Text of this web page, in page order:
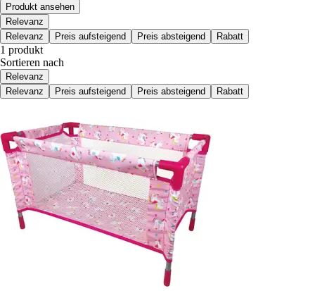
Produkt ansehen
Relevanz
Relevanz
Preis aufsteigend Preis absteigend Rabatt
1 produkt
Sortieren nach
Relevanz
Relevanz
Preis aufsteigend Preis absteigend Rabatt